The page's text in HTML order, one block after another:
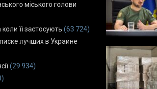
міського голови
її застосують (63 724)
лучших в Украине
(29 934)